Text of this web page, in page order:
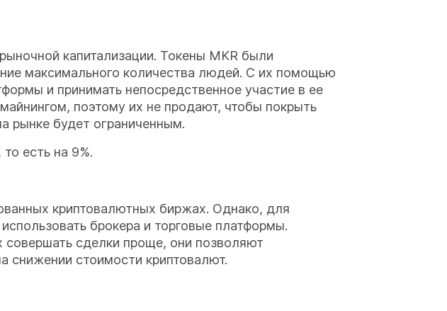
капитализации. Токены MKR были
максимального количества людей. С их помощью
и принимать непосредственное участие в ее
поэтому их не продают, чтобы покрыть
рынке будет ограниченным.
есть на 9%.
криптовалютных биржах. Однако, для
брокера и торговые платформы.
сделки проще, они позволяют
снижении стоимости криптовалют.